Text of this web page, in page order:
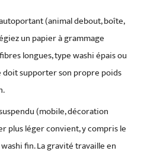
(animal debout, boîte,
un papier à grammage
longues, type washi épais ou
doit supporter son propre poids
(mobile, décoration
plus léger convient, y compris le
fin. La gravité travaille en